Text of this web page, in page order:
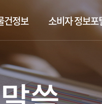
건정보 소비자 정보포